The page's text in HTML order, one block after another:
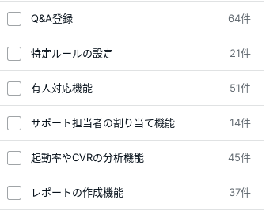
Q&A登録 64件
特定ルールの設定 21件
有人対応機能 51件
サポート担当者の割り当て機能 14件
起動率やCVRの分析機能 45件
レポートの作成機能 37件